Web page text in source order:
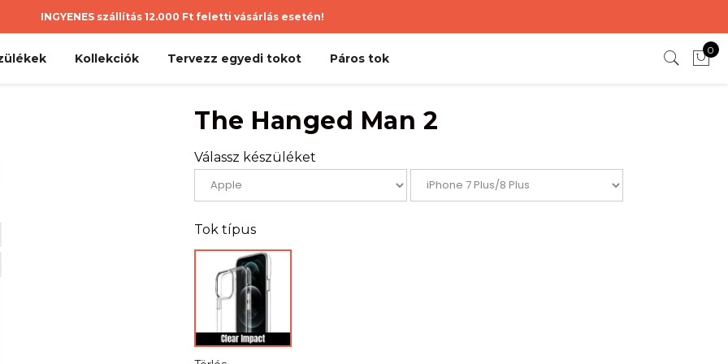
INGYENES szállítás 12.000 Ft feletti vásárlás esetén!
Kollekciók Tervezz egyedi tokot Páros tok
0
The Hanged Man 2
Válassz készüléket
Tok típus